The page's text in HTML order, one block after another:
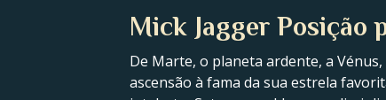
Mick Jagger Posição
De Marte, o planeta ardente, a
ascensão à fama da sua estrela